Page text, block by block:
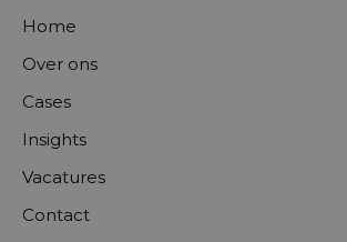
Home
Over ons
Cases
Insights
Vacatures
Contact